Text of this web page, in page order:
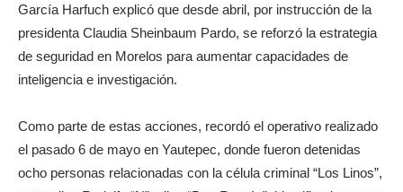
García Harfuch explicó que desde abril, por instrucción de la
presidenta Claudia Sheinbaum Pardo, se reforzó la estrategia
de seguridad en Morelos para aumentar capacidades de
inteligencia e investigación.
Como parte de estas acciones, recordó el operativo realizado
el pasado 6 de mayo en Yautepec, donde fueron detenidas
ocho personas relacionadas con la célula criminal “Los Linos”,